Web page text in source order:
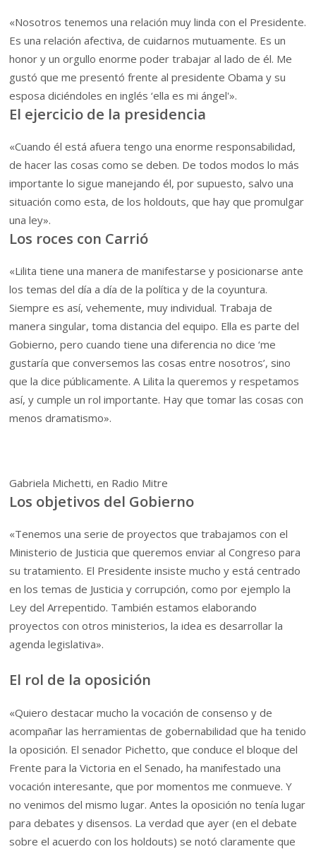
«Nosotros tenemos una relación muy linda con el Presidente.
Es una relación afectiva, de cuidarnos mutuamente. Es un
honor y un orgullo enorme poder trabajar al lado de él. Me
gustó que me presentó frente al presidente Obama y su
esposa diciéndoles en inglés ‘ella es mi ángel'».
El ejercicio de la presidencia
«Cuando él está afuera tengo una enorme responsabilidad,
de hacer las cosas como se deben. De todos modos lo más
importante lo sigue manejando él, por supuesto, salvo una
situación como esta, de los holdouts, que hay que promulgar
una ley».
Los roces con Carrió
«Lilita tiene una manera de manifestarse y posicionarse ante
los temas del día a día de la política y de la coyuntura.
Siempre es así, vehemente, muy individual. Trabaja de
manera singular, toma distancia del equipo. Ella es parte del
Gobierno, pero cuando tiene una diferencia no dice ‘me
gustaría que conversemos las cosas entre nosotros’, sino
que la dice públicamente. A Lilita la queremos y respetamos
así, y cumple un rol importante. Hay que tomar las cosas con
menos dramatismo».
Gabriela Michetti, en Radio Mitre
Los objetivos del Gobierno
«Tenemos una serie de proyectos que trabajamos con el
Ministerio de Justicia que queremos enviar al Congreso para
su tratamiento. El Presidente insiste mucho y está centrado
en los temas de Justicia y corrupción, como por ejemplo la
Ley del Arrepentido. También estamos elaborando
proyectos con otros ministerios, la idea es desarrollar la
agenda legislativa».
El rol de la oposición
«Quiero destacar mucho la vocación de consenso y de
acompañar las herramientas de gobernabilidad que ha tenido
la oposición. El senador Pichetto, que conduce el bloque del
Frente para la Victoria en el Senado, ha manifestado una
vocación interesante, que por momentos me conmueve. Y
no venimos del mismo lugar. Antes la oposición no tenía lugar
para debates y disensos. La verdad que ayer (en el debate
sobre el acuerdo con los holdouts) se notó claramente que